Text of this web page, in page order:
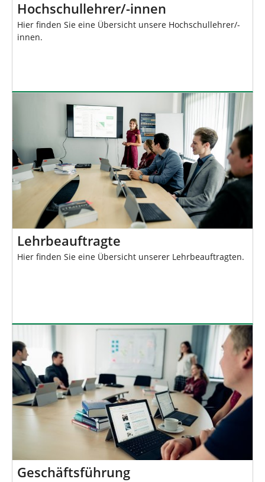
Hochschullehrer/-innen
Hier finden Sie eine Übersicht unsere Hochschullehrer/-
innen.
Lehrbeauftragte
Hier finden Sie eine Übersicht unserer Lehrbeauftragten.
Geschäftsführung